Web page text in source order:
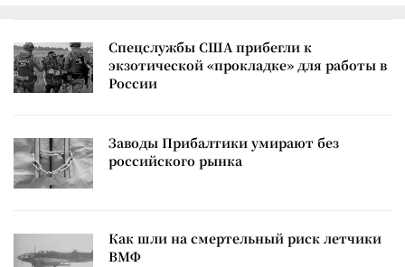
Спецслужбы США прибегли к
экзотической «прокладке» для работы в
России
Заводы Прибалтики умирают без
российского рынка
Как шли на смертельный риск летчики
ВМФ